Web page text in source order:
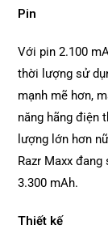
Pin
Với pin 2.100
thời lượng sử
mạnh mẽ hơn,
năng hãng điện
lượng lớn hơn
Razr Maxx đang
3.300 mAh.
Thiết kế